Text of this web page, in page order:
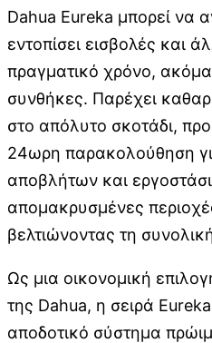
Dahua Eureka μπορεί να
εντοπίσει εισβολές και
πραγματικό χρόνο, ακόμα
συνθήκες. Παρέχει
στο απόλυτο σκοτάδι,
24ωρη παρακολούθηση
αποβλήτων και
απομακρυσμένες
βελτιώνοντας τη
Ως μια οικονομική
της Dahua, η σειρά
αποδοτικό σύστημα